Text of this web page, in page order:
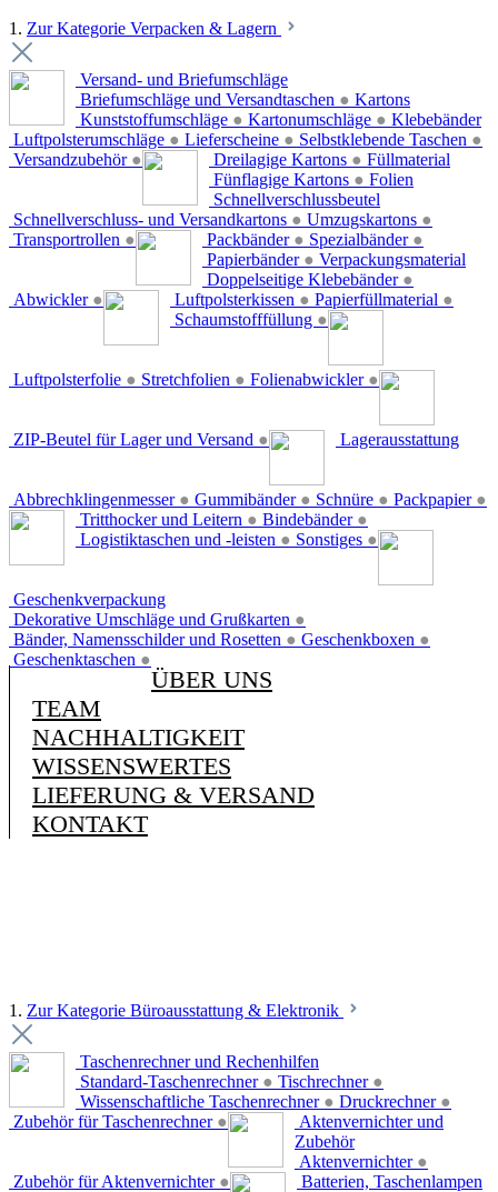
1. Zur Kategorie Verpacken & Lagern
Versand- und Briefumschläge
Briefumschläge und Versandtaschen ●
Kunststoffumschläge ● Kartonumschläge ●
Luftpolsterumschläge ● Lieferscheine ● Selbstklebende Taschen ●
Versandzubehör ●
Kartons
Dreilagige Kartons ●
Fünflagige Kartons ●
Schnellverschluss- und Versandkartons ● Umzugskartons ●
Transportrollen ●
Klebebänder
Packbänder ● Spezialbänder ●
Papierbänder ●
Doppelseitige Klebebänder ●
Abwickler ●
Füllmaterial
Luftpolsterkissen ● Papierfüllmaterial ●
Schaumstofffüllung ●
Folien
Luftpolsterfolie ● Stretchfolien ● Folienabwickler ●
Schnellverschlussbeutel
ZIP-Beutel für Lager und Versand ●
Verpackungsmaterial
Abbrechklingenmesser ● Gummibänder ● Schnüre ● Packpapier ●
Lagerausstattung
Tritthocker und Leitern ● Bindebänder ●
Logistiktaschen und -leisten ● Sonstiges ●
Geschenkverpackung
Dekorative Umschläge und Grußkarten ●
Bänder, Namensschilder und Rosetten ● Geschenkboxen ●
Geschenktaschen ●
ÜBER UNS
TEAM
NACHHALTIGKEIT
WISSENSWERTES
LIEFERUNG & VERSAND
KONTAKT
1. Zur Kategorie Büroausstattung & Elektronik
Taschenrechner und Rechenhilfen
Standard-Taschenrechner ● Tischrechner ●
Wissenschaftliche Taschenrechner ● Druckrechner ●
Zubehör für Taschenrechner ●
Aktenvernichter und
Zubehör
Aktenvernichter ●
Zubehör für Aktenvernichter ● Batterien, Taschenlampen